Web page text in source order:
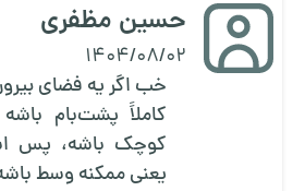
حسین مظفری
1404/08/02
خب اگر یه فضای
کاملاً پشت‌بام
کوچک باشه،
یعنی ممکنه وسط